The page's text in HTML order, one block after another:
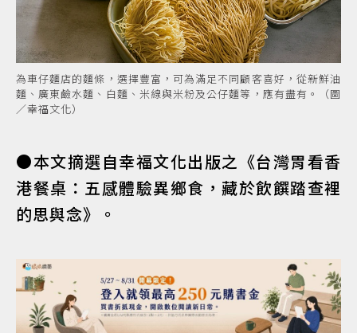
為車仔麵店的麵條，選擇豐富，可為滿足不同顧客喜好，從新鮮油
麵、廣東鹼水麵、白麵、米線與米粉及公仔麵等，應有盡有。（圖
／幸福文化）
●本文摘選自幸福文化出版之《台灣胃看香
港餐桌：五感體驗異鄉食，藏於飲饌踏查裡
的思與念》。